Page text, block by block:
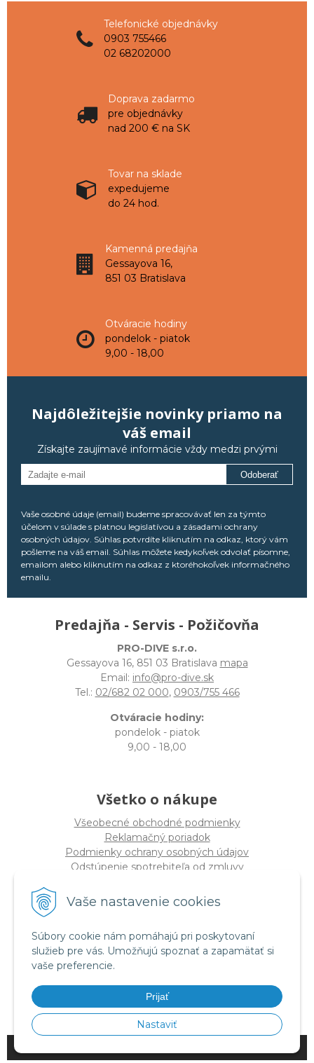
Vaše nastavenie cookies
Súbory cookie nám pomáhajú pri poskytovaní
služieb pre vás. Umožňujú spoznať a zapamätať si
vaše preferencie.
Prijať
Nastaviť
Telefonické objednávky
0903 755466
02 68202000
Doprava zadarmo
pre objednávky
nad 200 € na SK
Tovar na sklade
expedujeme
do 24 hod.
Kamenná predajňa
Gessayova 16,
851 03 Bratislava
Otváracie hodiny
pondelok - piatok
9,00 - 18,00
Najdôležitejšie novinky priamo na
váš email
Získajte zaujímavé informácie vždy medzi prvými
Odoberať
Vaše osobné údaje (email) budeme spracovávať len za týmto
účelom v súlade s platnou legislatívou a zásadami ochrany
osobných údajov. Súhlas potvrdíte kliknutím na odkaz, ktorý vám
pošleme na váš email. Súhlas môžete kedykoľvek odvolať písomne,
emailom alebo kliknutím na odkaz z ktoréhokoľvek informačného
emailu.
Predajňa - Servis - Požičovňa
PRO-DIVE s.r.o.
Gessayova 16, 851 03 Bratislava mapa
Email: info@pro-dive.sk
Tel.: 02/682 02 000, 0903/755 466
Otváracie hodiny:
pondelok - piatok
9,00 - 18,00
Všetko o nákupe
Všeobecné obchodné podmienky
Reklamačný poriadok
Podmienky ochrany osobných údajov
Odstúpenie spotrebiteľa od zmluvy
O spoločnosti
PRO-DIVE s.r.o
Dulovo námestie 12, 821 08 Bratislava
(Sídlo nie PREDAJŇA
DIČ: 2020294320
IČ DPH SK2020294320